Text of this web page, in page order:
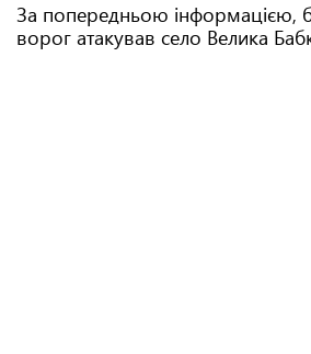
За попередньою інформацією,
ворог атакував село Велика